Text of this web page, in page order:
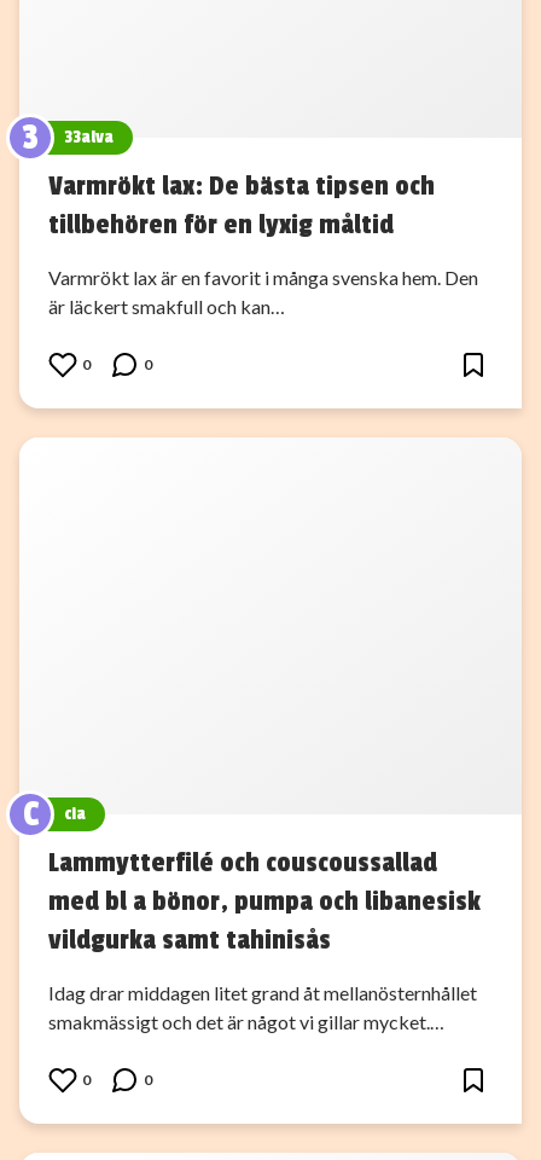
3 33alva
Varmrökt lax: De bästa tipsen och
tillbehören för en lyxig måltid
Varmrökt lax är en favorit i många svenska hem. Den
är läckert smakfull och kan…
0 0
C cia
Lammytterfilé och couscoussallad
med bl a bönor, pumpa och libanesisk
vildgurka samt tahinisås
Idag drar middagen litet grand åt mellanösternhållet
smakmässigt och det är något vi gillar mycket.…
0 0